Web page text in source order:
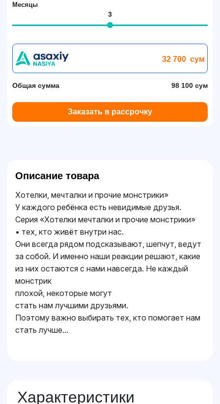
Месяцы
3
32 700 сум
Общая сумма 98 100 сум
Заказать в рассрочку
Описание товара
Хотелки, мечталки и прочие монстрики»
У каждого ребёнка есть невидимые друзья.
Серия «Хотелки мечталки и прочие монстрики»
• тех, кто живёт внутри нас.
Они всегда рядом подсказывают, шепчут, ведут
за собой. И именно наши реакции решают, какие
из них остаются с нами навсегда. Не каждый
монстрик
плохой, некоторые могут
стать нам лучшими друзьями.
Поэтому важно выбирать тех, кто помогает нам
стать лучше...
Характеристики